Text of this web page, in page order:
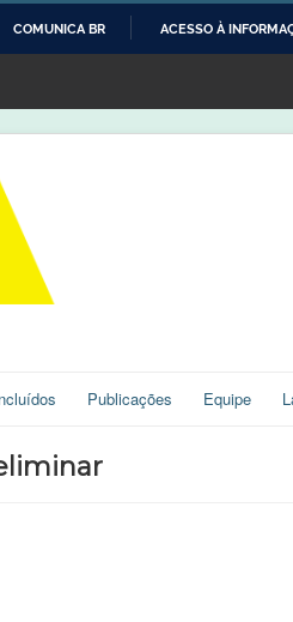
O
CONTEÚDO
COMUNICA BR ACESSO À
Publicações Equipe